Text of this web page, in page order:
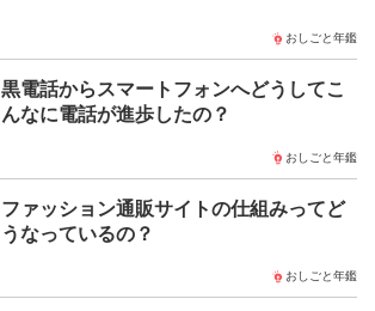
おしごと年鑑
黒電話からスマートフォンへどうしてこ
んなに電話が進歩したの？
おしごと年鑑
ファッション通販サイトの仕組みってど
うなっているの？
おしごと年鑑